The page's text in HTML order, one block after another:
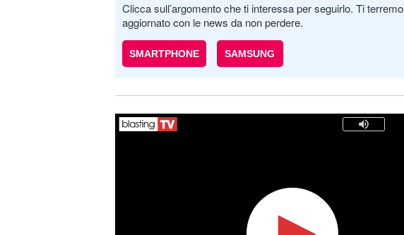
Clicca sull’argomento che ti interessa per seguirlo. Ti terremo
aggiornato con le news da non perdere.
SMARTPHONE SAMSUNG